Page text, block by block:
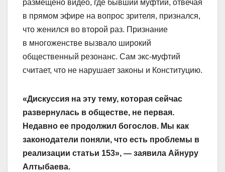
размещено видео, где бывший муфтий, отвечая
в прямом эфире на вопрос зрителя, признался,
что женился во второй раз. Признание
в многоженстве вызвало широкий
общественный резонанс. Сам экс-муфтий
считает, что не нарушает законы и Конституцию.
«Дискуссия на эту тему, которая сейчас
развернулась в обществе, не первая.
Недавно ее продолжил богослов. Мы как
законодатели поняли, что есть проблемы в
реализации статьи 153», — заявила Айнуру
Алтыбаева.